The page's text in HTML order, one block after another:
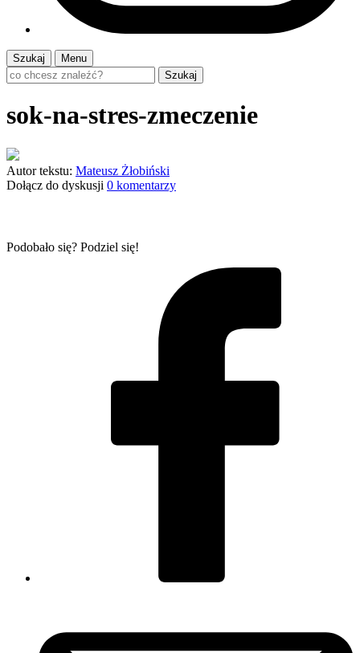
Szukaj
Menu
Szukaj
sok-na-stres-zmeczenie
Autor tekstu: Mateusz Żłobiński
Dołącz do dyskusji 0 komentarzy
Podobało się? Podziel się!